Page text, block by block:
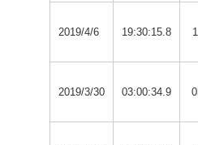
2019/4/6 19:30:15.8
2019/3/30 03:00:34.9